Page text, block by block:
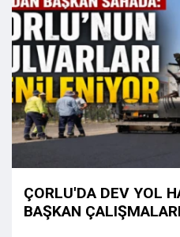
ÇORLU'DA DEV YOL
BAŞKAN